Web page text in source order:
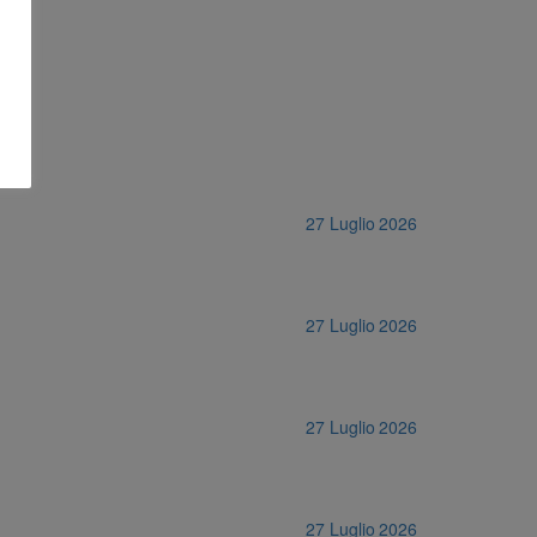
27 Luglio 2026
27 Luglio 2026
27 Luglio 2026
27 Luglio 2026